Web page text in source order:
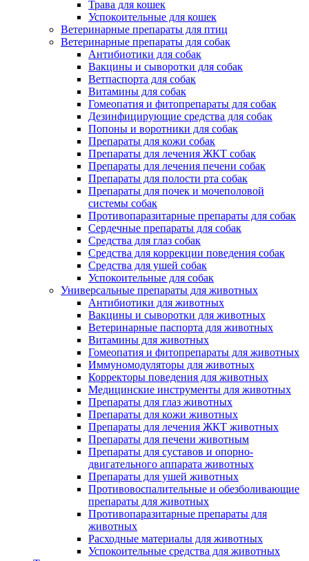
Трава для кошек
Успокоительные для кошек
Ветеринарные препараты для птиц
Ветеринарные препараты для собак
Антибиотики для собак
Вакцины и сыворотки для собак
Ветпаспорта для собак
Витамины для собак
Гомеопатия и фитопрепараты для собак
Дезинфицирующие средства для собак
Попоны и воротники для собак
Препараты для кожи собак
Препараты для лечения ЖКТ собак
Препараты для лечения печени собак
Препараты для полости рта собак
Препараты для почек и мочеполовой
системы собак
Противопаразитарные препараты для собак
Сердечные препараты для собак
Средства для глаз собак
Средства для коррекции поведения собак
Средства для ушей собак
Успокоительные для собак
Универсальные препараты для животных
Антибиотики для животных
Вакцины и сыворотки для животных
Ветеринарные паспорта для животных
Витамины для животных
Гомеопатия и фитопрепараты для животных
Иммуномодуляторы для животных
Корректоры поведения для животных
Медицинские инструменты для животных
Препараты для глаз животных
Препараты для кожи животных
Препараты для лечения ЖКТ животных
Препараты для печени животным
Препараты для суставов и опорно-
двигательного аппарата животных
Препараты для ушей животных
Противовоспалительные и обезболивающие
препараты для животных
Противопаразитарные препараты для
животных
Расходные материалы для животных
Успокоительные средства для животных